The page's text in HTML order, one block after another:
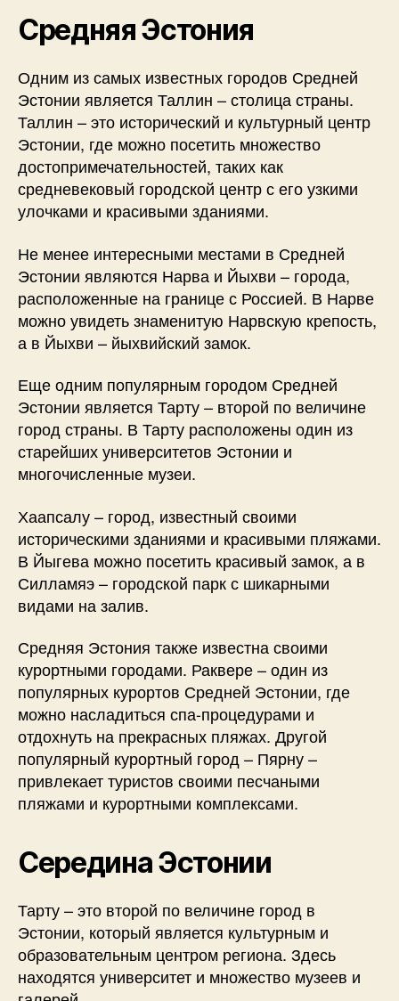
Средняя Эстония
Одним из самых известных городов Средней
Эстонии является Таллин – столица страны.
Таллин – это исторический и культурный центр
Эстонии, где можно посетить множество
достопримечательностей, таких как
средневековый городской центр с его узкими
улочками и красивыми зданиями.
Не менее интересными местами в Средней
Эстонии являются Нарва и Йыхви – города,
расположенные на границе с Россией. В Нарве
можно увидеть знаменитую Нарвскую крепость,
а в Йыхви – йыхвийский замок.
Еще одним популярным городом Средней
Эстонии является Тарту – второй по величине
город страны. В Тарту расположены один из
старейших университетов Эстонии и
многочисленные музеи.
Хаапсалу – город, известный своими
историческими зданиями и красивыми пляжами.
В Йыгева можно посетить красивый замок, а в
Силламяэ – городской парк с шикарными
видами на залив.
Средняя Эстония также известна своими
курортными городами. Раквере – один из
популярных курортов Средней Эстонии, где
можно насладиться спа-процедурами и
отдохнуть на прекрасных пляжах. Другой
популярный курортный город – Пярну –
привлекает туристов своими песчаными
пляжами и курортными комплексами.
Середина Эстонии
Тарту – это второй по величине город в
Эстонии, который является культурным и
образовательным центром региона. Здесь
находятся университет и множество музеев и